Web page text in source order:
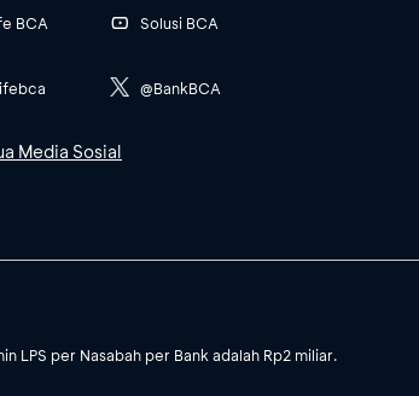
BCA Solusi BCA
@BankBCA
Media Sosial
LPS per Nasabah per Bank adalah Rp2 miliar.